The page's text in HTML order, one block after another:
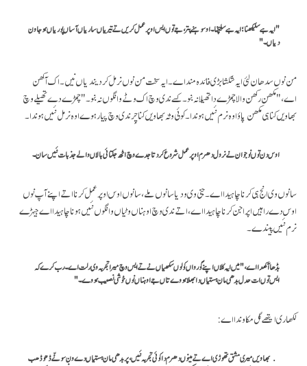
"ایہ ہے سلیکھنا؛ ایہ ہے سلیچنا۔ او سوہنے پتر، جے توں ایس اوپر عمل کریں تے تیریاں ساریاں آساں پوریاں ہو جاون
دیاں۔"
من نوں سدھان لئی ایہ شکشا بڑی فائدہ مند اے۔ ایہ سخت من نوں نرمل کر دیندیاں نیں۔ اک آکھن
اے،"مکھن رکھن والا چمڑے دا تھیلا نہ بنو۔ کسے ندی وچ اک وٹے وانگوں نہ بنو۔" چمڑے دے تھیلے وچ
بھاویں کنا ہی مکھن پاؤ اوہ نرم نئیں ہوندا۔ کوئی وٹّہ بھاویں کنا چِر ندی وچ پیا رہوے اوہ نرمل نئیں ہوندا۔
اوس دن توں نوجوان نے نرول دھرم اوپر عمل شروع کر دتا جدے وچ اٹھ جگتائی بالاں والے جذبات نئیں سان۔
سانوں وی انج ہی کرنا چاہیدا اے۔ جنی وی ودیا سانوں ملے، سانوں اوس اوپر عمل کرنا اتے اپنے آپ نوں
اوس دے راہیں اپراجن کرنا چاہیدا اے، اتے ندی وچ اوہناں وٹیاں وانگوں نئیں ہونا چاہیدا اے جیہڑے
نرم نئیں پیندے۔
بڈھا آکھدا اے،"میں ایہ گلاں اپنے گورواں کولوں سکھیاں نے تے ایس وچ میرا تجربہ وی رلت اے۔ رب کرے کہ
ایس توں ات حدل بدھی مان ہستیاں دا بھلا ہووے تاں جے اوہناں نوں خوشی نصیب ہووے۔"
لکھاری ایتھے گل مکاوندا اے:
بھاویں میری مشق تھوڑی اے تے مینوں دھرم دا کوئی تجربہ نئیں، پر بدھی مان ہستیاں دے ون سونّے ڈھوڈھب